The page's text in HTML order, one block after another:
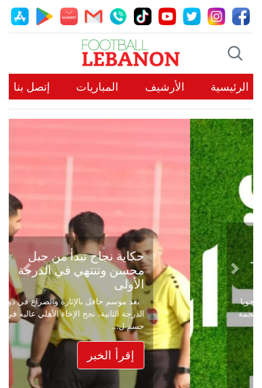
الرئيسية الأرشيف المباريات إتصل بنا
حكاية نجاح تبدأ من جبل
محسن وتنتهي في الدرجة
الأولى
بعد موسم حافل بالإثارة والصراع في دوري
الدرجة الثانية، نجح الإخاء الأهلي عاليه في
حسم ل...
إقرأ الخبر
Previous
Next